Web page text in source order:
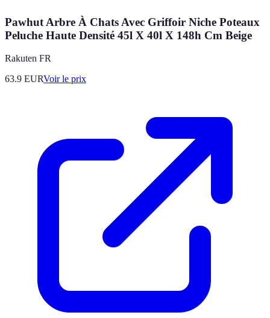
Pawhut Arbre À Chats Avec Griffoir Niche Poteaux
Peluche Haute Densité 45l X 40l X 148h Cm Beige
Rakuten FR
63.9 EURVoir le prix